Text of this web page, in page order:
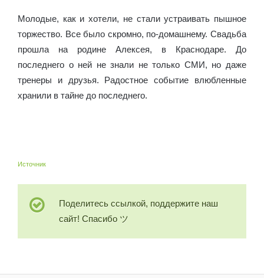
Молодые, как и хотели, не стали устраивать пышное
торжество. Все было скромно, по-домашнему. Свадьба
прошла на родине Алексея, в Краснодаре. До
последнего о ней не знали не только СМИ, но даже
тренеры и друзья. Радостное событие влюбленные
хранили в тайне до последнего.
Источник
Поделитесь ссылкой, поддержите наш
сайт! Спасибо ツ